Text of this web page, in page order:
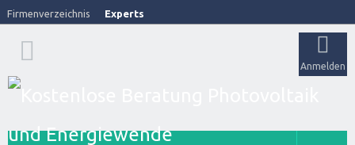
Firmenverzeichnis Experts
Anmelden